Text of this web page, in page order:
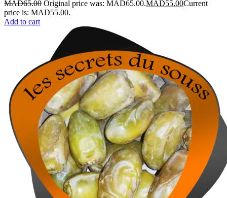
MAD65.00 Original price was: MAD65.00.MAD55.00Current
price is: MAD55.00.
Add to cart